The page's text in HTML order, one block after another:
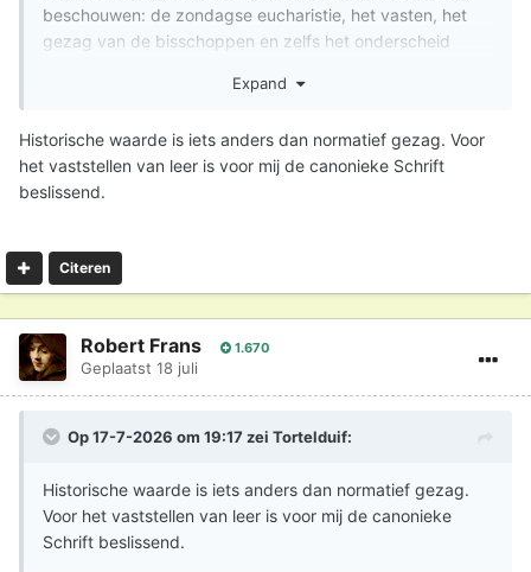
beschouwen: de zondagse eucharistie, het vasten, het
gezag van de bisschoppen en zelfs het onderscheid
protestantse leerstellingen als het sola Scriptura en
God niet als Vader hebben, wanneer men de kerk niet als
Moeder heeft,' aldus schreef de kerkvader Cyprianus in
de derde eeuw.
de derde eeuw tegen, zoals het oudste Mariagebed dat
we kennen en dat uit 250 na Christus stamt:
Onder uw bescherming nemen wij onze toevlucht,
heilige Moeder van God.
Wijs onze gebeden niet af
maar verlos ons altijd uit alle gevaren,
Hiern wordt zij al Moeder van God en de Maagd genoemd
en om voorspraak en bescherming gebeden.
Expand
Historische waarde is iets anders dan normatief gezag. Voor
het vaststellen van leer is voor mij de canonieke Schrift
beslissend.
Citeren
Robert Frans 1.670
Geplaatst 18 juli
Op 17-7-2026 om 19:17 zei Tortelduif:
Historische waarde is iets anders dan normatief gezag.
Voor het vaststellen van leer is voor mij de canonieke
Schrift beslissend.